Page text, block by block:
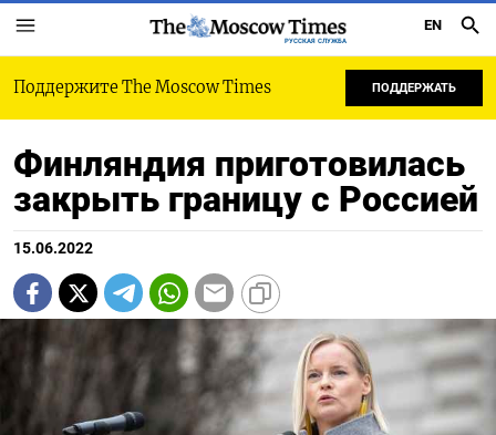
РУССКАЯ СЛУЖБА
EN
Поддержите The Moscow Times ПОДДЕРЖАТЬ
Финляндия приготовилась
закрыть границу с Россией
15.06.2022